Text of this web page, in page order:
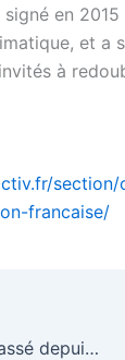
signé en
et a
à
francaise/
Europe : que s’est-il passé depuis 5 ans ?